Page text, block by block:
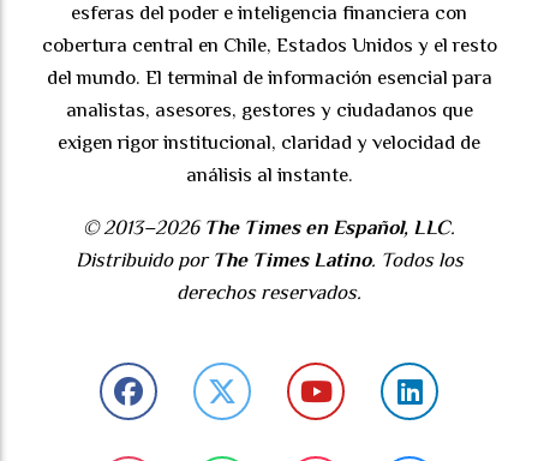
esferas del poder e inteligencia financiera con
cobertura central en Chile, Estados Unidos y el resto
del mundo. El terminal de información esencial para
analistas, asesores, gestores y ciudadanos que
exigen rigor institucional, claridad y velocidad de
análisis al instante.
© 2013–2026 The Times en Español, LLC.
Distribuido por The Times Latino. Todos los
derechos reservados.